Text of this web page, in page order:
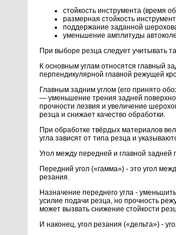
стойкость инструмента (время
размерная стойкость
поддержание заданной
уменьшение амплитуды
При выборе резца следует учитывать
К основным углам относятся главный
перпендикулярной главной режущей
Главным задним углом (его принято
— уменьшение трения задней
прочности лезвия и увеличение
резца и снижает качество обработки.
При обработке твёрдых материалов
угла зависят от типа резца и
Угол между передней и главной задней
Передний угол («гамма») - это угол
резания.
Назначение переднего угла -
усилие подачи резца, но прочность
может вызвать снижение стойкости
И наконец, угол резания («дельта») -